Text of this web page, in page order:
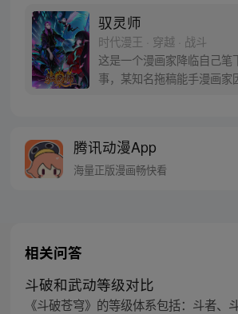
驭灵师
时代漫王 · 穿越 · 战斗
这是一个漫画家降临自己笔
事，某知名拖稿能手漫画家
吗？【授权/每周三、周六更新】 官方
【驭灵师议会：186887263】
腾讯动漫App
海量正版漫画畅快看
相关问答
斗破和武动等级对比
《斗破苍穹》的等级体系包括：斗者、